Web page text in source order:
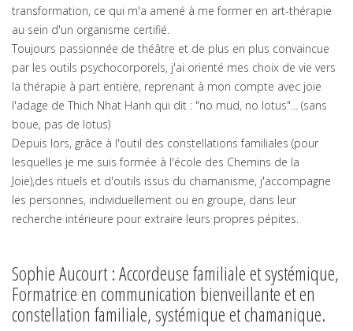
transformation, ce qui m'a amené à me former en art-thérapie
au sein d'un organisme certifié.
Toujours passionnée de théâtre et de plus en plus convaincue
par les outils psychocorporels, j'ai orienté mes choix de vie vers
la thérapie à part entière, reprenant à mon compte avec joie
l'adage de Thich Nhat Hanh qui dit : "no mud, no lotus"... (sans
boue, pas de lotus)
Depuis lors, grâce à l'outil des constellations familiales (pour
lesquelles je me suis formée à l'école des Chemins de la
Joie),des rituels et d'outils issus du chamanisme, j'accompagne
les personnes, individuellement ou en groupe, dans leur
recherche intérieure pour extraire leurs propres pépites.
Sophie Aucourt : Accordeuse familiale et systémique,
Formatrice en communication bienveillante et en
constellation familiale, systémique et chamanique.